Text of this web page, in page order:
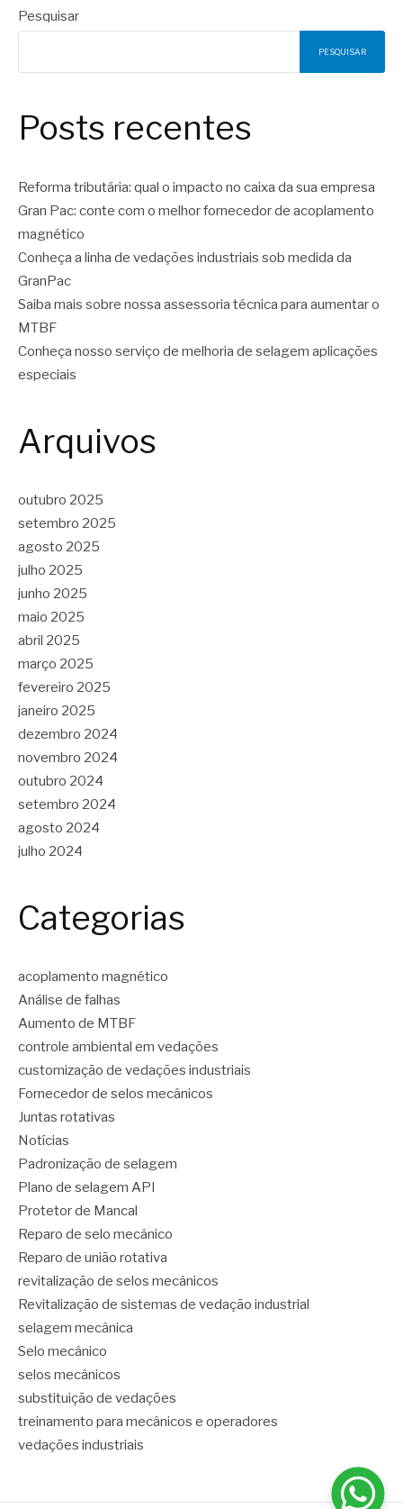
Pesquisar
PESQUISAR
Posts recentes
Reforma tributária: qual o impacto no caixa da sua empresa
Gran Pac: conte com o melhor fornecedor de acoplamento
magnético
Conheça a linha de vedações industriais sob medida da
GranPac
Saiba mais sobre nossa assessoria técnica para aumentar o
MTBF
Conheça nosso serviço de melhoria de selagem aplicações
especiais
Arquivos
outubro 2025
setembro 2025
agosto 2025
julho 2025
junho 2025
maio 2025
abril 2025
março 2025
fevereiro 2025
janeiro 2025
dezembro 2024
novembro 2024
outubro 2024
setembro 2024
agosto 2024
julho 2024
Categorias
acoplamento magnético
Análise de falhas
Aumento de MTBF
controle ambiental em vedações
customização de vedações industriais
Fornecedor de selos mecânicos
Juntas rotativas
Notícias
Padronização de selagem
Plano de selagem API
Protetor de Mancal
Reparo de selo mecânico
Reparo de união rotativa
revitalização de selos mecânicos
Revitalização de sistemas de vedação industrial
selagem mecânica
Selo mecânico
selos mecânicos
substituição de vedações
treinamento para mecânicos e operadores
vedações industriais